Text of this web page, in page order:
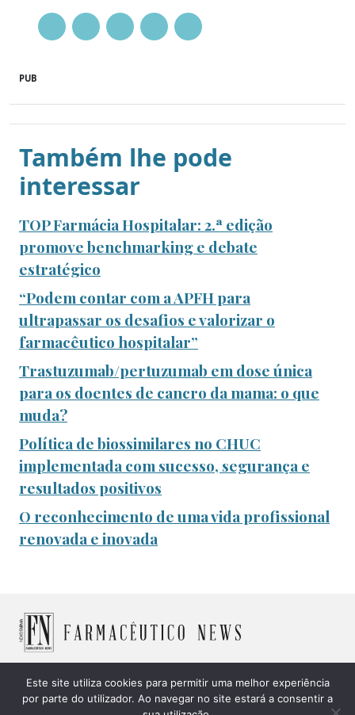
PUB
Também lhe pode
interessar
TOP Farmácia Hospitalar: 2.ª edição
promove benchmarking e debate
estratégico
“Podem contar com a APFH para
ultrapassar os desafios e valorizar o
farmacêutico hospitalar”
Trastuzumab/pertuzumab em dose única
para os doentes de cancro da mama: o que
muda?
Política de biossimilares no CHUC
implementada com sucesso, segurança e
resultados positivos
O reconhecimento de uma vida profissional
renovada e inovada
© 2026 Farmacêutico News -Política de Cookies |Política
Este site utiliza cookies para permitir uma melhor experiência
por parte do utilizador. Ao navegar no site estará a consentir a